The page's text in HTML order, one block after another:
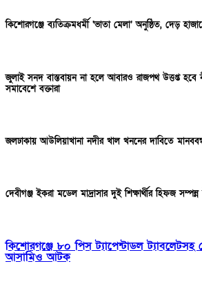
কিশোরগঞ্জে ব্যতিক্রমধর্মী ‘ভাতা মেলা’ অনুষ্ঠিত, দেড়
জুলাই সনদ বাস্তবায়ন না হলে আবারও রাজপথ উত্তপ্ত হবে
সমাবেশে বক্তারা
জলঢাকায় আউলিয়াখানা নদীর খাল খননের দাবিতে
দেবীগঞ্জ ইকরা মডেল মাদ্রাসার দুই শিক্ষার্থীর হিফজ
কিশোরগঞ্জে ৮০ পিস ট্যাপেন্টাডল ট্যাবলেটসহ
আসামিও আটক